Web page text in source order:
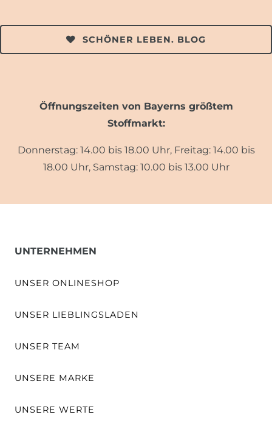
SCHÖNER LEBEN. BLOG
Öffnungszeiten von Bayerns größtem
Stoffmarkt:
Donnerstag: 14.00 bis 18.00 Uhr, Freitag: 14.00 bis
18.00 Uhr, Samstag: 10.00 bis 13.00 Uhr
UNTERNEHMEN
UNSER ONLINESHOP
UNSER LIEBLINGSLADEN
UNSER TEAM
UNSERE MARKE
UNSERE WERTE